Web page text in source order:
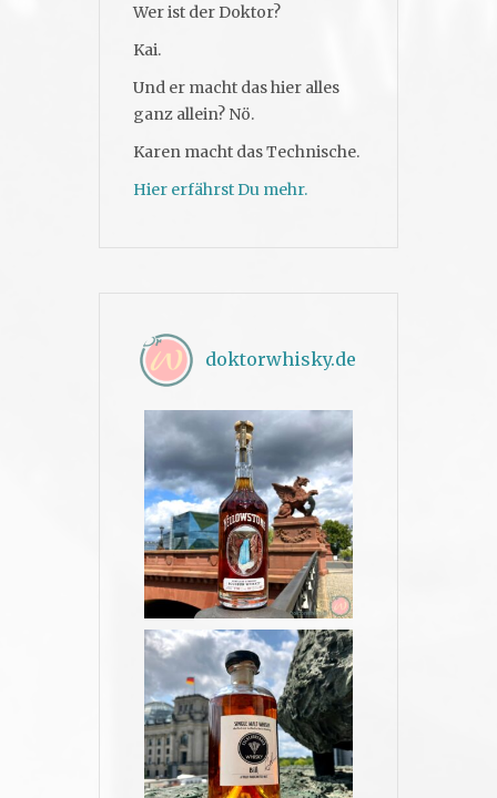
Wer ist der Doktor?
Kai.
Und er macht das hier alles
ganz allein? Nö.
Karen macht das Technische.
Hier erfährst Du mehr.
doktorwhisky.de